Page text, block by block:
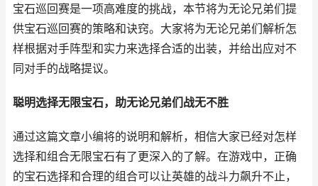
宝石巡回赛是一项高难度的挑战，本节将为无论兄弟们提
供宝石巡回赛的策略和诀窍。大家将为无论兄弟们解析怎
样根据对手阵型和实力来选择合适的出装，并给出应对不
同对手的战略提议。
聪明选择无限宝石，助无论兄弟们战无不胜
通过这篇文章小编将的说明和解析，相信大家已经对怎样
选择和组合无限宝石有了更深入的了解。在游戏中，正确
的宝石选择和合理的组合可以让英雄的战斗力飙升不止，